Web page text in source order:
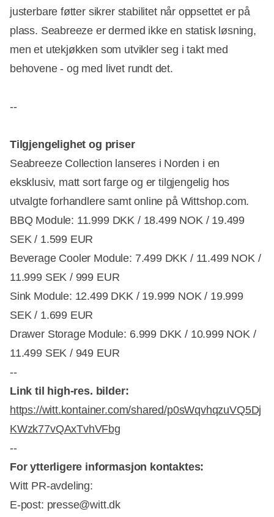
justerbare føtter sikrer stabilitet når oppsettet er på
plass. Seabreeze er dermed ikke en statisk løsning,
men et utekjøkken som utvikler seg i takt med
behovene - og med livet rundt det.
--
Tilgjengelighet og priser
Seabreeze Collection lanseres i Norden i en
eksklusiv, matt sort farge og er tilgjengelig hos
utvalgte forhandlere samt online på Wittshop.com.
BBQ Module: 11.999 DKK / 18.499 NOK / 19.499
SEK / 1.599 EUR
Beverage Cooler Module: 7.499 DKK / 11.499 NOK /
11.999 SEK / 999 EUR
Sink Module: 12.499 DKK / 19.999 NOK / 19.999
SEK / 1.699 EUR
Drawer Storage Module: 6.999 DKK / 10.999 NOK /
11.499 SEK / 949 EUR
--
Link til high-res. bilder:
https://witt.kontainer.com/shared/p0sWqvhqzuVQ5Dj
KWzk77vQAxTvhVFbg
--
For ytterligere informasjon kontaktes:
Witt PR-avdeling:
E-post: presse@witt.dk